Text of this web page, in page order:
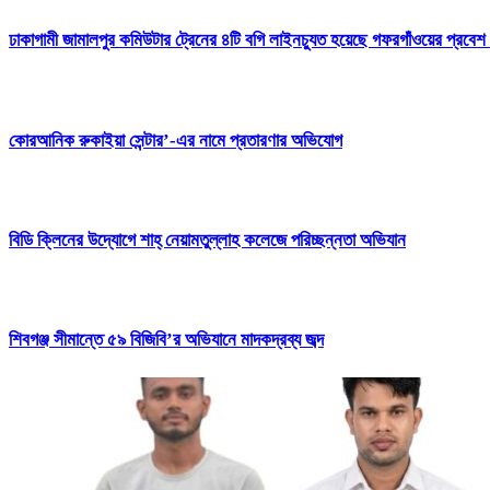
ঢাকাগামী জামালপুর কমিউটার ট্রেনের ৪টি বগি লাইনচ্যুত হয়েছে গফরগাঁওয়ের
কোরআনিক রুকাইয়া সেন্টার’-এর নামে প্রতারণার অভিযোগ
বিডি ক্লিনের উদ্যোগে শাহ্ নেয়ামতুল্লাহ কলেজে পরিচ্ছন্নতা অভিযান
শিবগঞ্জ সীমান্তে ৫৯ বিজিবি’র অভিযানে মাদকদ্রব্য জব্দ